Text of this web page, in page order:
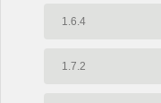
1.6.4
1.7.2